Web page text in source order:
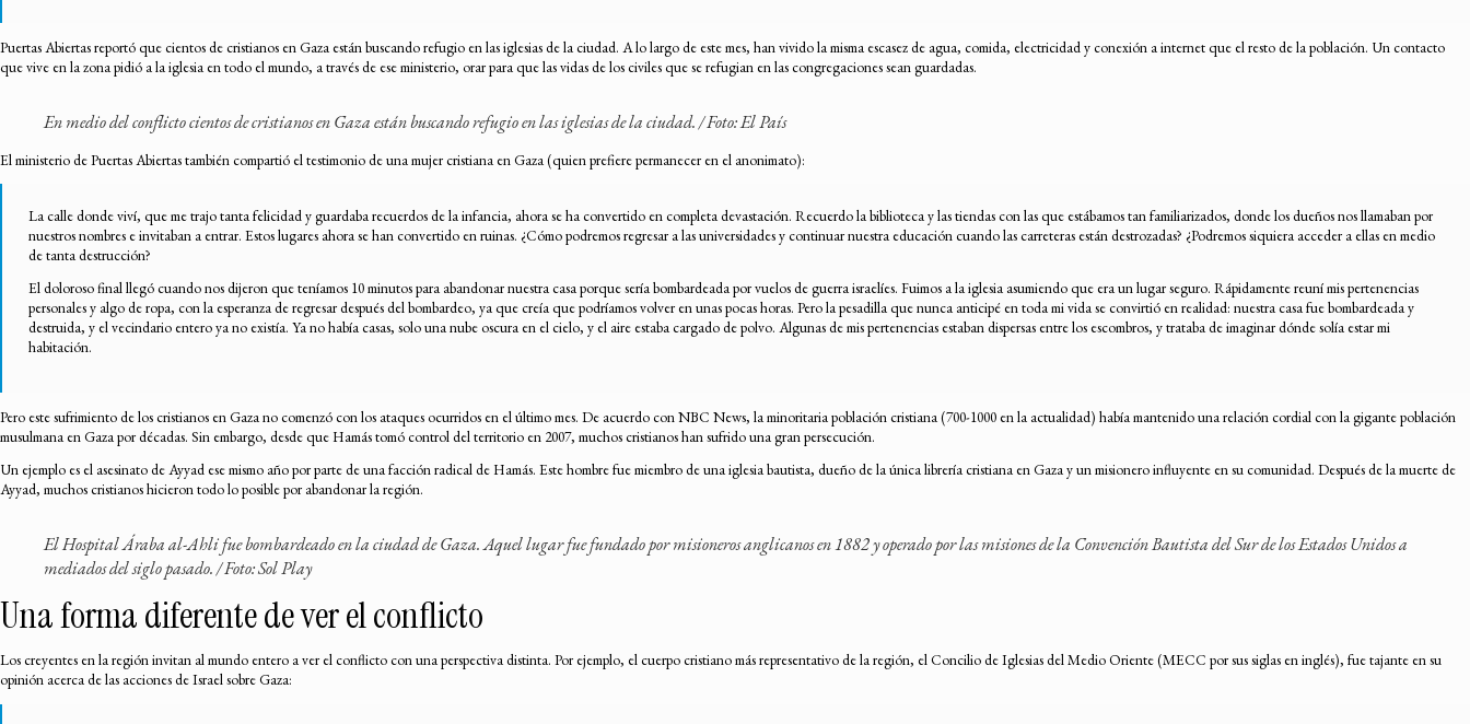
Puertas Abiertas reportó que cientos de cristianos en Gaza están buscando refugio en las iglesias de la ciudad. A lo largo de este mes, han vivido la misma escasez de agua, comida, electricidad y conexión a internet que el resto de la población. Un contacto
que vive en la zona pidió a la iglesia en todo el mundo, a través de ese ministerio, orar para que las vidas de los civiles que se refugian en las congregaciones sean guardadas.
En medio del conflicto cientos de cristianos en Gaza están buscando refugio en las iglesias de la ciudad. /Foto: El País
El ministerio de Puertas Abiertas también compartió el testimonio de una mujer cristiana en Gaza (quien prefiere permanecer en el anonimato):
La calle donde viví, que me trajo tanta felicidad y guardaba recuerdos de la infancia, ahora se ha convertido en completa devastación. Recuerdo la biblioteca y las tiendas con las que estábamos tan familiarizados, donde los dueños nos llamaban por
nuestros nombres e invitaban a entrar. Estos lugares ahora se han convertido en ruinas. ¿Cómo podremos regresar a las universidades y continuar nuestra educación cuando las carreteras están destrozadas? ¿Podremos siquiera acceder a ellas en medio
de tanta destrucción?
El doloroso final llegó cuando nos dijeron que teníamos 10 minutos para abandonar nuestra casa porque sería bombardeada por vuelos de guerra israelíes. Fuimos a la iglesia asumiendo que era un lugar seguro. Rápidamente reuní mis pertenencias
personales y algo de ropa, con la esperanza de regresar después del bombardeo, ya que creía que podríamos volver en unas pocas horas. Pero la pesadilla que nunca anticipé en toda mi vida se convirtió en realidad: nuestra casa fue bombardeada y
destruida, y el vecindario entero ya no existía. Ya no había casas, solo una nube oscura en el cielo, y el aire estaba cargado de polvo. Algunas de mis pertenencias estaban dispersas entre los escombros, y trataba de imaginar dónde solía estar mi
habitación.
Pero este sufrimiento de los cristianos en Gaza no comenzó con los ataques ocurridos en el último mes. De acuerdo con NBC News, la minoritaria población cristiana (700-1000 en la actualidad) había mantenido una relación cordial con la gigante población
musulmana en Gaza por décadas. Sin embargo, desde que Hamás tomó control del territorio en 2007, muchos cristianos han sufrido una gran persecución.
Un ejemplo es el asesinato de Ayyad ese mismo año por parte de una facción radical de Hamás. Este hombre fue miembro de una iglesia bautista, dueño de la única librería cristiana en Gaza y un misionero influyente en su comunidad. Después de la muerte de
Ayyad, muchos cristianos hicieron todo lo posible por abandonar la región.
El Hospital Áraba al-Ahli fue bombardeado en la ciudad de Gaza. Aquel lugar fue fundado por misioneros anglicanos en 1882 y operado por las misiones de la Convención Bautista del Sur de los Estados Unidos a
mediados del siglo pasado. /Foto: Sol Play
Una forma diferente de ver el conflicto
Los creyentes en la región invitan al mundo entero a ver el conflicto con una perspectiva distinta. Por ejemplo, el cuerpo cristiano más representativo de la región, el Concilio de Iglesias del Medio Oriente (MECC por sus siglas en inglés), fue tajante en su
opinión acerca de las acciones de Israel sobre Gaza: